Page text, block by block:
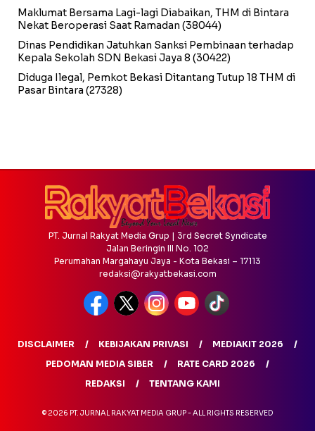
Maklumat Bersama Lagi-lagi Diabaikan, THM di Bintara
Nekat Beroperasi Saat Ramadan (38044)
Dinas Pendidikan Jatuhkan Sanksi Pembinaan terhadap
Kepala Sekolah SDN Bekasi Jaya 8 (30422)
Diduga Ilegal, Pemkot Bekasi Ditantang Tutup 18 THM di
Pasar Bintara (27328)
PT. Jurnal Rakyat Media Grup | 3rd Secret Syndicate
Jalan Beringin III No. 102
Perumahan Margahayu Jaya - Kota Bekasi – 17113
redaksi@rakyatbekasi.com
DISCLAIMER KEBIJAKAN PRIVASI
MEDIAKIT 2026
PEDOMAN MEDIA SIBER
RATE CARD 2026
REDAKSI
TENTANG KAMI
© 2026 PT. JURNAL RAKYAT MEDIA GRUP - ALL RIGHTS RESERVED